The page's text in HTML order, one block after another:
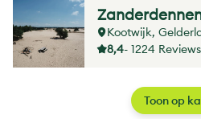
Kootwijk,
8,4- 1224 Reviews
Toon op